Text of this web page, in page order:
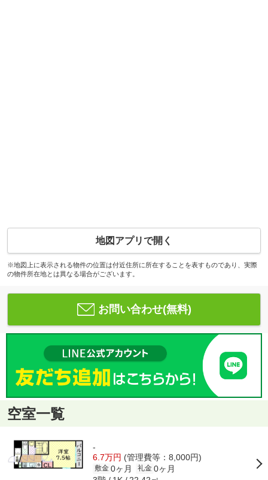
地図アプリで開く
※地図上に表示される物件の位置は付近住所に所在することを表すものであり、実際
の物件所在地とは異なる場合がございます。
お問い合わせ(無料)
空室一覧
-
6.7万円 (管理費等：8,000円)
敷金 0ヶ月 礼金 0ヶ月